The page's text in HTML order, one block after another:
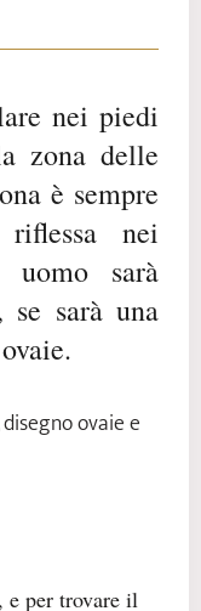
nei piedi
zona delle
è sempre
nei
uomo sarà
sarà una
e per trovare il